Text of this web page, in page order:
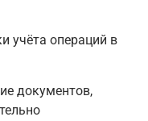
учёта операций в
документов,